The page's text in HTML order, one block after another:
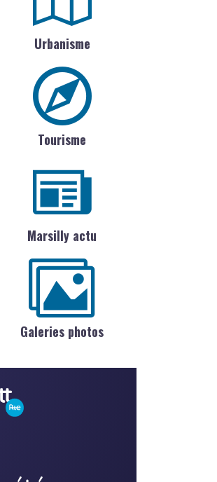
Urbanisme
Tourisme
Marsilly actu
Galeries photos